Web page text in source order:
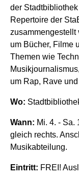
der
Repertoire der
zusammengestellt
um Bücher, Filme
Themen wie
um Rap, Rave
Wo:
Wann: Mi. 4. - Sa.
gleich rechts.
Musikabteilung.
Eintritt: FREI!